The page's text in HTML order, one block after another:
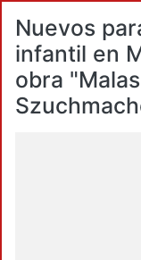
Nuevos
infantil en
obra